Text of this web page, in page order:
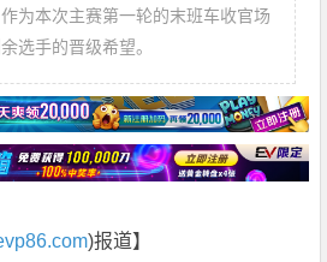
为本次主赛第一轮的末班车收官场
选手的晋级希望。
)报道】